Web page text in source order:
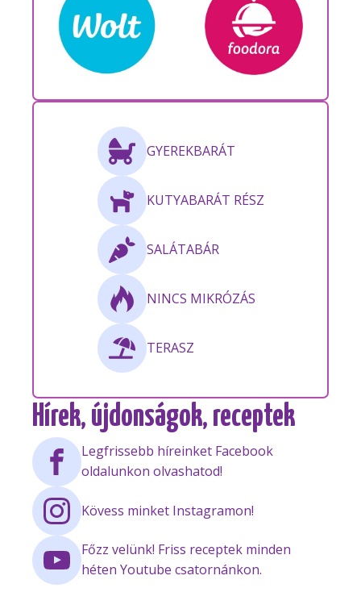
GYEREKBARÁT
KUTYABARÁT RÉSZ
SALÁTABÁR
NINCS MIKRÓZÁS
TERASZ
Hírek, újdonságok, receptek
Legfrissebb híreinket Facebook
oldalunkon olvashatod!
Kövess minket Instagramon!
Főzz velünk! Friss receptek minden
héten Youtube csatornánkon.